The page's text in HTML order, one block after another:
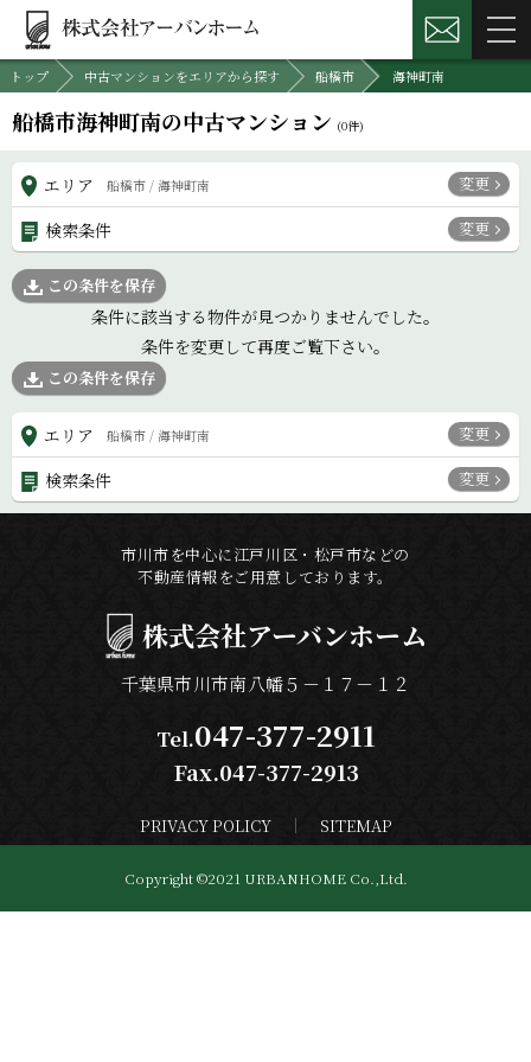
トップ 中古マンションをエリアから探す 船橋市 海神町南
船橋市海神町南の中古マンション (0件)
エリア 船橋市 / 海神町南 変更
検索条件 変更
この条件を保存
条件に該当する物件が見つかりませんでした。
条件を変更して再度ご覧下さい。
この条件を保存
エリア 船橋市 / 海神町南 変更
検索条件 変更
市川市を中心に江戸川区・松戸市などの
不動産情報をご用意しております。
株式会社アーバンホーム
千葉県市川市南八幡５－１７－１２
Tel.047-377-2911
Fax.047-377-2913
PRIVACY POLICY SITEMAP
Copyright ©2021 URBANHOME Co.,Ltd.